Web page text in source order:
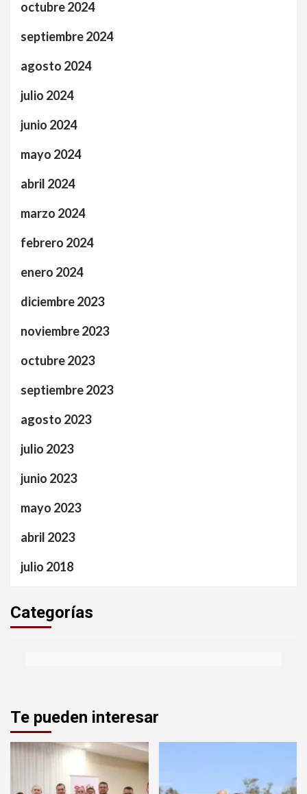
octubre 2024
septiembre 2024
agosto 2024
julio 2024
junio 2024
mayo 2024
abril 2024
marzo 2024
febrero 2024
enero 2024
diciembre 2023
noviembre 2023
octubre 2023
septiembre 2023
agosto 2023
julio 2023
junio 2023
mayo 2023
abril 2023
julio 2018
Categorías
Te pueden interesar